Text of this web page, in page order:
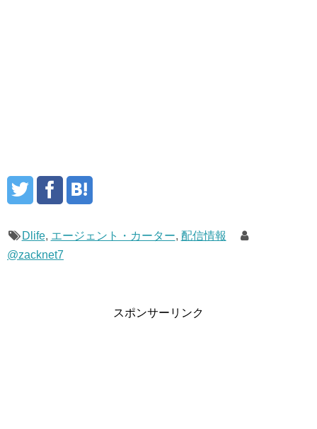
Dlife, エージェント・カーター, 配信情報
@zacknet7
スポンサーリンク